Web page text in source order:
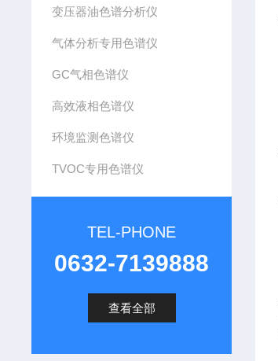
变压器油色谱分析仪
气体分析专用色谱仪
GC气相色谱仪
高效液相色谱仪
环境监测色谱仪
TVOC专用色谱仪
TEL-PHONE
0632-7139888
查看全部